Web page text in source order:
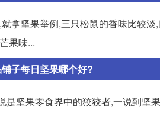
拿坚果举例,三只松鼠的香味比较
果味...
子每日坚果哪个好?
是坚果零食界中的狡狡者,一说到坚